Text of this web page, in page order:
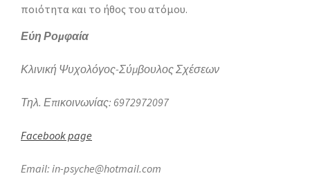
ποιότητα και το ήθος του ατόμου.
Εύη Ρομφαία
Κλινική Ψυχολόγος-Σύμβουλος Σχέσεων
Τηλ. Επικοινωνίας: 6972972097
Facebook page
Email: in-psyche@hotmail.com